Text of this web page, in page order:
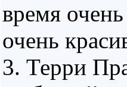
время
очень
3. Терри